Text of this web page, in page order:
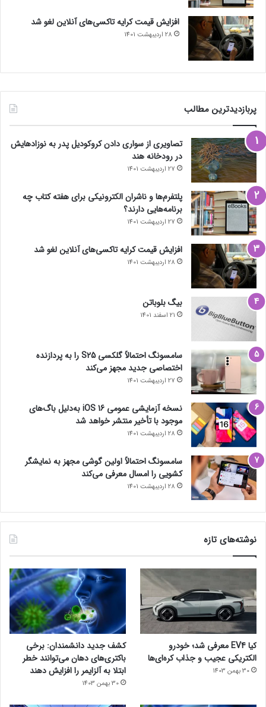
افزایش قیمت کرایه تاکسی‌های آنلاین لغو شد
28 اردیبهشت 1401
پربازدیدترین مطالب
تصاویری از سواری دادن کروکودیل پدر به نوزادهایش
در رودخانه هند
27 اردیبهشت 1401
پلتفرم‌ها و ناشران الکترونیکی برای هفته کتاب چه
برنامه‌هایی دارند؟
27 اردیبهشت 1401
افزایش قیمت کرایه تاکسی‌های آنلاین لغو شد
28 اردیبهشت 1401
بیگ بلوباتن
21 اسفند 1401
سامسونگ احتمالاً گلکسی S25 را به پردازنده
اختصاصی جدید مجهز می‌کند
27 اردیبهشت 1401
نسخه آزمایشی عمومی iOS 16 به‌دلیل باگ‌های
موجود با تأخیر منتشر خواهد شد
28 اردیبهشت 1401
سامسونگ احتمالاً اولین گوشی مجهز به نمایشگر
کشویی را امسال معرفی می‌کند
28 اردیبهشت 1401
نوشته‌های تازه
کیا EV4 معرفی شد؛ خودرو
الکتریکی عجیب و جذاب کره‌ای‌ها
30 بهمن 1403
کشف جدید دانشمندان: برخی
باکتری‌های دهان می‌توانند خطر
ابتلا به آلزایمر را افزایش دهند
30 بهمن 1403